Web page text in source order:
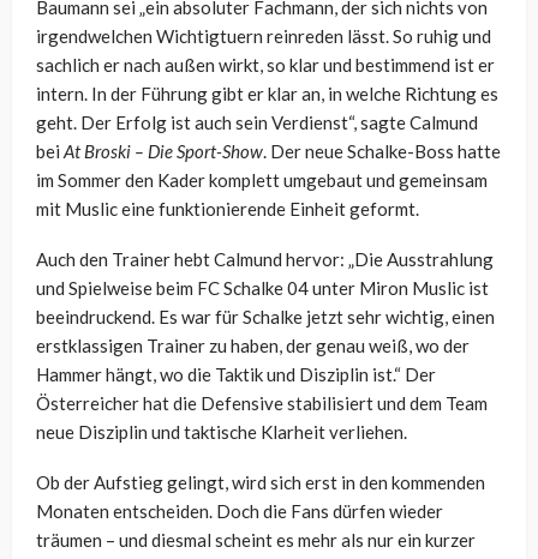
Baumann sei „ein absoluter Fachmann, der sich nichts von
irgendwelchen Wichtigtuern reinreden lässt. So ruhig und
sachlich er nach außen wirkt, so klar und bestimmend ist er
intern. In der Führung gibt er klar an, in welche Richtung es
geht. Der Erfolg ist auch sein Verdienst“, sagte Calmund
bei At Broski – Die Sport-Show. Der neue Schalke-Boss hatte
im Sommer den Kader komplett umgebaut und gemeinsam
mit Muslic eine funktionierende Einheit geformt.
Auch den Trainer hebt Calmund hervor: „Die Ausstrahlung
und Spielweise beim FC Schalke 04 unter Miron Muslic ist
beeindruckend. Es war für Schalke jetzt sehr wichtig, einen
erstklassigen Trainer zu haben, der genau weiß, wo der
Hammer hängt, wo die Taktik und Disziplin ist.“ Der
Österreicher hat die Defensive stabilisiert und dem Team
neue Disziplin und taktische Klarheit verliehen.
Ob der Aufstieg gelingt, wird sich erst in den kommenden
Monaten entscheiden. Doch die Fans dürfen wieder
träumen – und diesmal scheint es mehr als nur ein kurzer